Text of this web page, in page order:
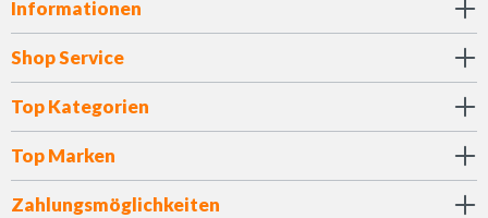
Informationen
Shop Service
Top Kategorien
Top Marken
Zahlungsmöglichkeiten